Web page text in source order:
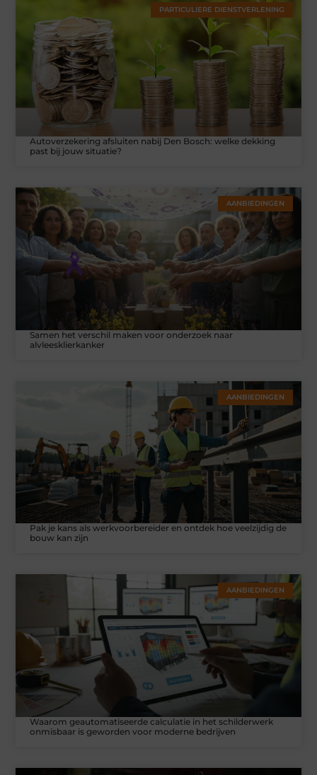
PARTICULIERE DIENSTVERLENING
Autoverzekering afsluiten nabij Den Bosch: welke dekking
past bij jouw situatie?
AANBIEDINGEN
Samen het verschil maken voor onderzoek naar
alvleesklierkanker
AANBIEDINGEN
Pak je kans als werkvoorbereider en ontdek hoe veelzijdig de
bouw kan zijn
AANBIEDINGEN
Waarom geautomatiseerde calculatie in het schilderwerk
onmisbaar is geworden voor moderne bedrijven